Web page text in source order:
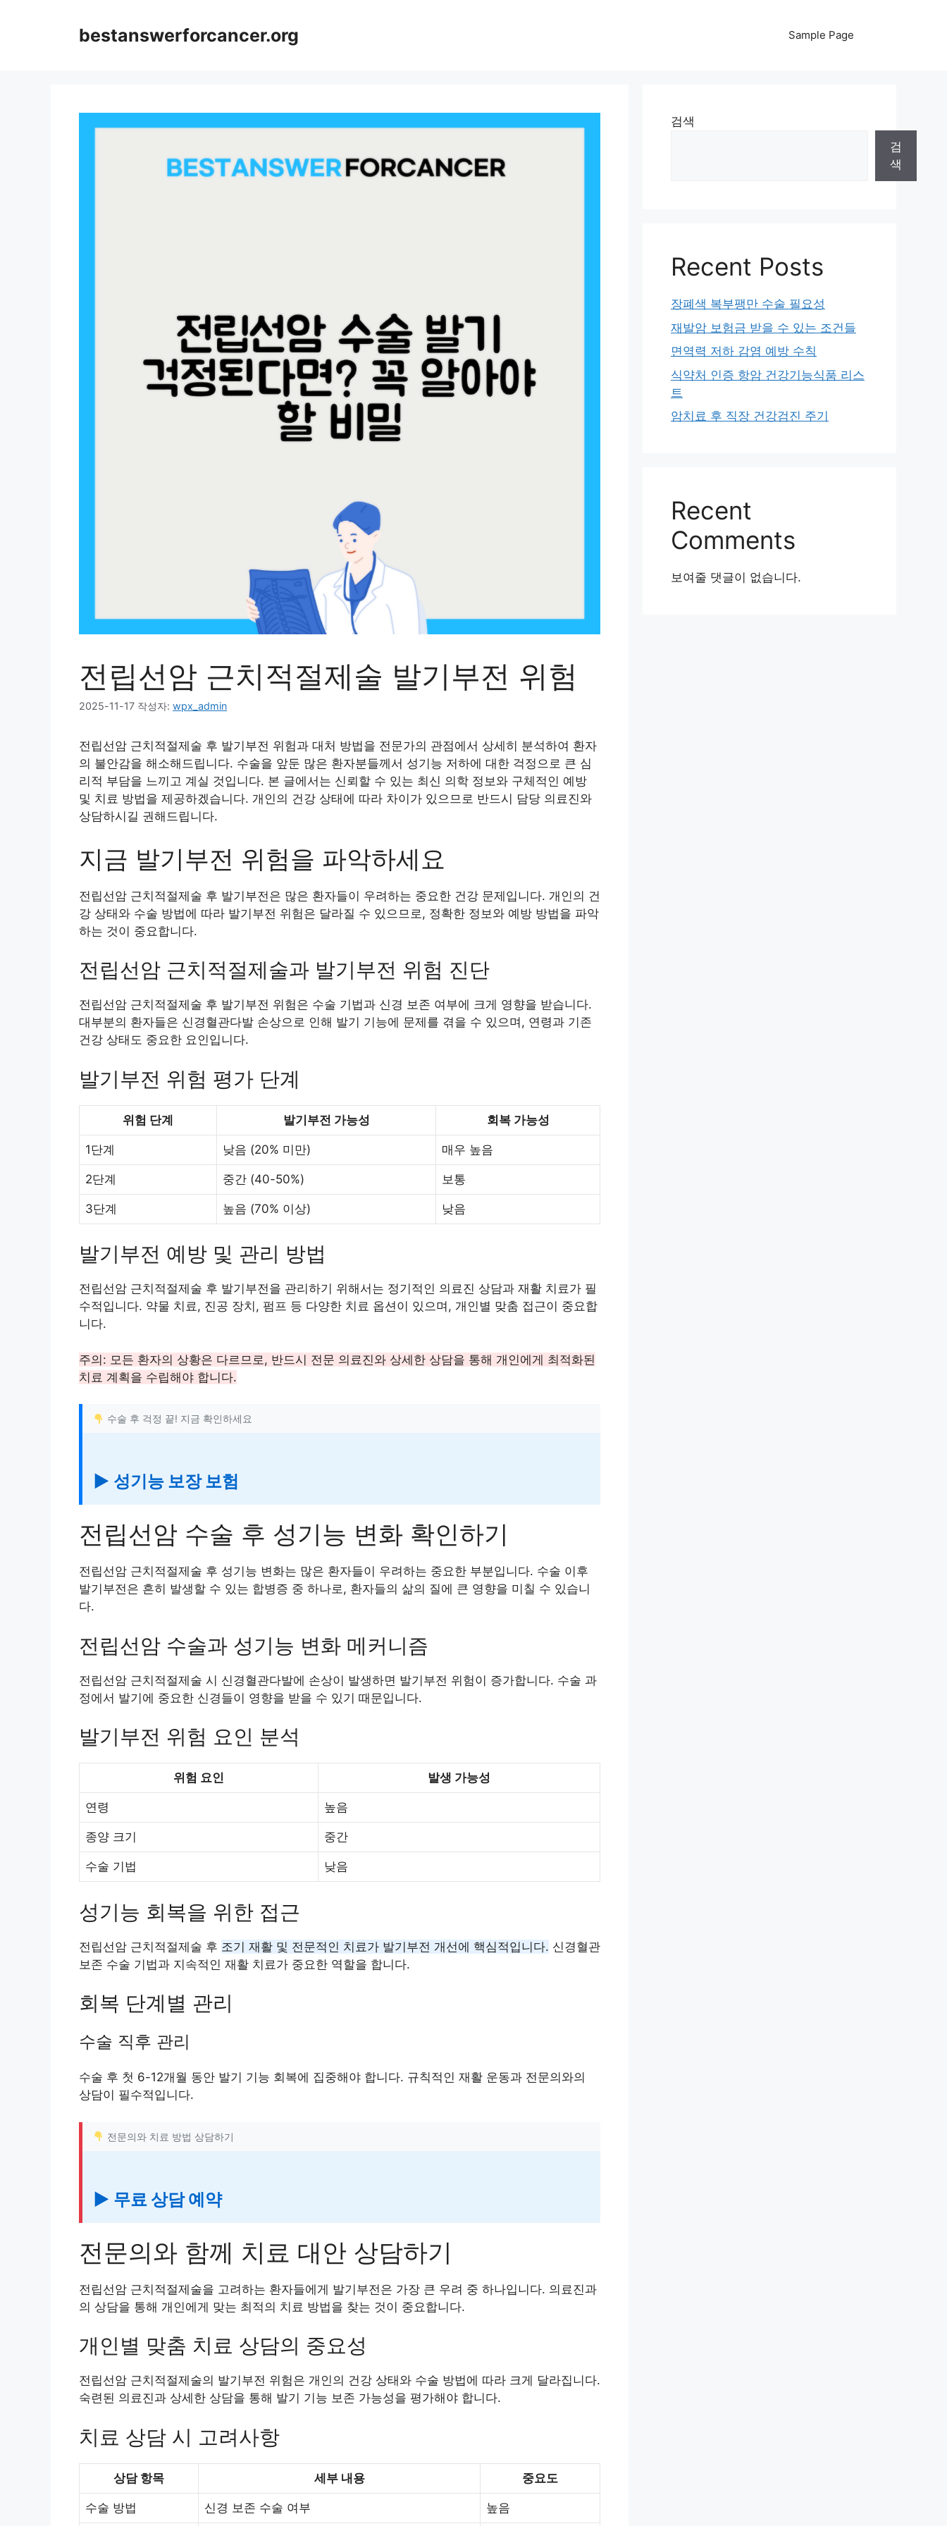
bestanswerforcancer.org Sample Page
전립선암 근치적절제술 발기부전 위험
2025-11-17 작성자: wpx_admin
전립선암 근치적절제술 후 발기부전 위험과 대처 방법을 전문가의 관점에서 상세히 분석하여 환자
의 불안감을 해소해드립니다. 수술을 앞둔 많은 환자분들께서 성기능 저하에 대한 걱정으로 큰 심
리적 부담을 느끼고 계실 것입니다. 본 글에서는 신뢰할 수 있는 최신 의학 정보와 구체적인 예방
및 치료 방법을 제공하겠습니다. 개인의 건강 상태에 따라 차이가 있으므로 반드시 담당 의료진와
상담하시길 권해드립니다.
지금 발기부전 위험을 파악하세요
전립선암 근치적절제술 후 발기부전은 많은 환자들이 우려하는 중요한 건강 문제입니다. 개인의 건
강 상태와 수술 방법에 따라 발기부전 위험은 달라질 수 있으므로, 정확한 정보와 예방 방법을 파악
하는 것이 중요합니다.
전립선암 근치적절제술과 발기부전 위험 진단
전립선암 근치적절제술 후 발기부전 위험은 수술 기법과 신경 보존 여부에 크게 영향을 받습니다.
대부분의 환자들은 신경혈관다발 손상으로 인해 발기 기능에 문제를 겪을 수 있으며, 연령과 기존
건강 상태도 중요한 요인입니다.
발기부전 위험 평가 단계
위험 단계 발기부전 가능성 회복 가능성
1단계 낮음 (20% 미만) 매우 높음
2단계 중간 (40-50%) 보통
3단계 높음 (70% 이상) 낮음
발기부전 예방 및 관리 방법
전립선암 근치적절제술 후 발기부전을 관리하기 위해서는 정기적인 의료진 상담과 재활 치료가 필
수적입니다. 약물 치료, 진공 장치, 펌프 등 다양한 치료 옵션이 있으며, 개인별 맞춤 접근이 중요합
니다.
주의: 모든 환자의 상황은 다르므로, 반드시 전문 의료진와 상세한 상담을 통해 개인에게 최적화된
치료 계획을 수립해야 합니다.
수술 후 걱정 끝! 지금 확인하세요
▶ 성기능 보장 보험
전립선암 수술 후 성기능 변화 확인하기
전립선암 근치적절제술 후 성기능 변화는 많은 환자들이 우려하는 중요한 부분입니다. 수술 이후
발기부전은 흔히 발생할 수 있는 합병증 중 하나로, 환자들의 삶의 질에 큰 영향을 미칠 수 있습니
다.
전립선암 수술과 성기능 변화 메커니즘
전립선암 근치적절제술 시 신경혈관다발에 손상이 발생하면 발기부전 위험이 증가합니다. 수술 과
정에서 발기에 중요한 신경들이 영향을 받을 수 있기 때문입니다.
발기부전 위험 요인 분석
위험 요인 발생 가능성
연령 높음
종양 크기 중간
수술 기법 낮음
성기능 회복을 위한 접근
전립선암 근치적절제술 후 조기 재활 및 전문적인 치료가 발기부전 개선에 핵심적입니다. 신경혈관
보존 수술 기법과 지속적인 재활 치료가 중요한 역할을 합니다.
회복 단계별 관리
수술 직후 관리
수술 후 첫 6-12개월 동안 발기 기능 회복에 집중해야 합니다. 규칙적인 재활 운동과 전문의와의
상담이 필수적입니다.
전문의와 치료 방법 상담하기
▶ 무료 상담 예약
전문의와 함께 치료 대안 상담하기
전립선암 근치적절제술을 고려하는 환자들에게 발기부전은 가장 큰 우려 중 하나입니다. 의료진과
의 상담을 통해 개인에게 맞는 최적의 치료 방법을 찾는 것이 중요합니다.
개인별 맞춤 치료 상담의 중요성
전립선암 근치적절제술의 발기부전 위험은 개인의 건강 상태와 수술 방법에 따라 크게 달라집니다.
숙련된 의료진과 상세한 상담을 통해 발기 기능 보존 가능성을 평가해야 합니다.
치료 상담 시 고려사항
상담 항목 세부 내용 중요도
수술 방법 신경 보존 수술 여부 높음
검색
검
색
Recent Posts
장폐색 복부팽만 수술 필요성
재발암 보험금 받을 수 있는 조건들
면역력 저하 감염 예방 수칙
식약처 인증 항암 건강기능식품 리스
트
암치료 후 직장 건강검진 주기
Recent
Comments
보여줄 댓글이 없습니다.